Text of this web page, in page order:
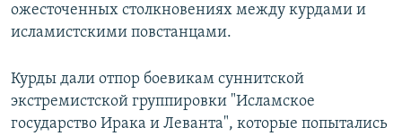
поиску
TÜRKMENÇE
ожесточенных столкновениях между курдами и
исламистскими повстанцами.
Курды дали отпор боевикам суннитской
экстремистской группировки "Исламское
государство Ирака и Леванта", которые попытались